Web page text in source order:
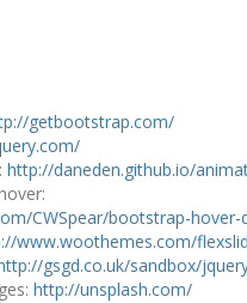
getbootstrap.com/
http://daneden.github.io/
CWSpear/bootstrap-hover-
www.woothemes.com/
gsgd.co.uk/sandbox/
http://unsplash.com/